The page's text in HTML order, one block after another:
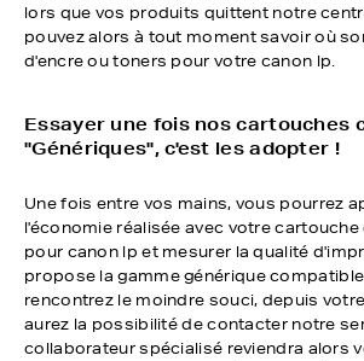
lors que vos produits quittent notre
pouvez alors à tout moment savoir où
d'encre ou toners pour votre canon lp.
Essayer une fois nos cartouches
"Génériques", c'est les adopter !
Une fois entre vos mains, vous pourrez
l'économie réalisée avec votre
pour canon lp et mesurer la qualité
propose la gamme générique
rencontrez le moindre souci, depuis
aurez la possibilité de contacter notre
collaborateur spécialisé reviendra alors